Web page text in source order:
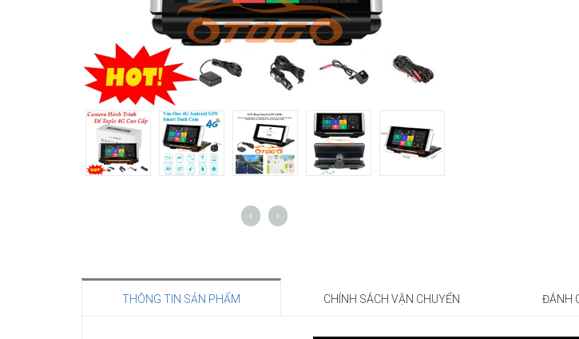
THÔNG TIN SẢN PHẨM CHÍNH SÁCH VẬN CHUYỂN ĐÁNH